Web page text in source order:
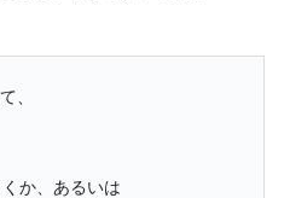
、
か、あるいは